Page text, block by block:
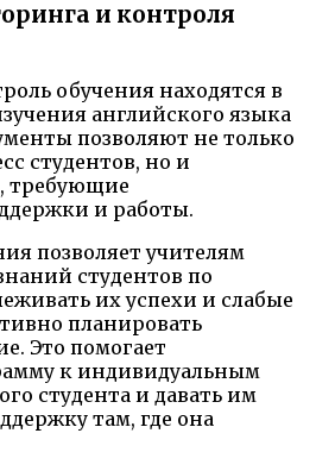
и контроля
обучения находятся в
английского языка
позволяют не только
студентов, но и
требующие
и работы.
позволяет учителям
студентов по
их успехи и слабые
планировать
Это помогает
к индивидуальным
студента и давать им
там, где она